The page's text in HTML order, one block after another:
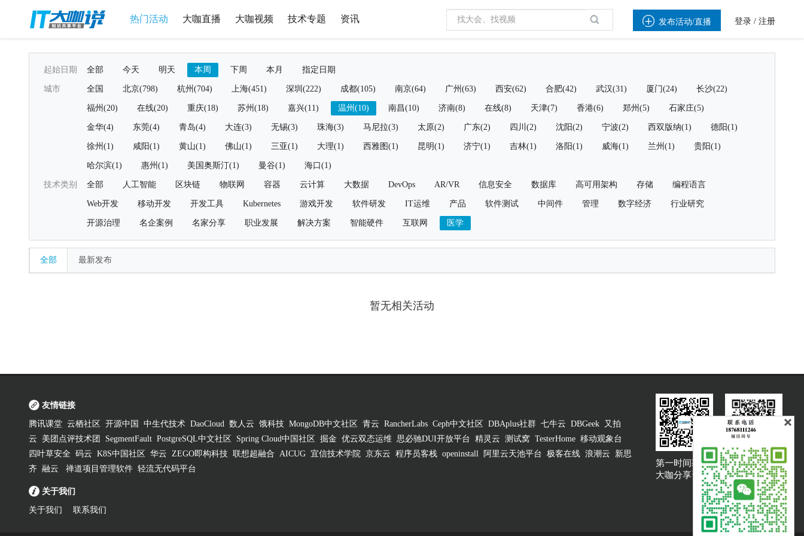
热门活动 大咖直播 大咖视频 技术专题 资讯  发布活动/直播 登录 / 注册
起始日期 全部 今天 明天 本周 下周 本月 指定日期
城市 全国 北京(798) 杭州(704) 上海(451) 深圳(222) 成都(105) 南京(64) 广州(63) 西安(62) 合肥(42) 武汉(31) 厦门(24) 长沙(22)
福州(20) 在线(20) 重庆(18) 苏州(18) 嘉兴(11) 温州(10) 南昌(10) 济南(8) 在线(8) 天津(7) 香港(6) 郑州(5) 石家庄(5)
金华(4) 东莞(4) 青岛(4) 大连(3) 无锡(3) 珠海(3) 马尼拉(3) 太原(2) 广东(2) 四川(2) 沈阳(2) 宁波(2) 西双版纳(1) 德阳(1)
徐州(1) 咸阳(1) 黄山(1) 佛山(1) 三亚(1) 大理(1) 西雅图(1) 昆明(1) 济宁(1) 吉林(1) 洛阳(1) 威海(1) 兰州(1) 贵阳(1)
哈尔滨(1) 惠州(1) 美国奥斯汀(1) 曼谷(1) 海口(1)
技术类别 全部 人工智能 区块链 物联网 容器 云计算 大数据 DevOps AR/VR 信息安全 数据库 高可用架构 存储 编程语言
Web开发 移动开发 开发工具 Kubernetes 游戏开发 软件研发 IT运维 产品 软件测试 中间件 管理 数字经济 行业研究
开源治理 名企案例 名家分享 职业发展 解决方案 智能硬件 互联网 医学
全部 最新发布
暂无相关活动
友情链接
腾讯课堂 云栖社区 开源中国 中生代技术 DaoCloud 数人云 饿科技 MongoDB中文社区 青云 RancherLabs Ceph中文社区 DBAplus社群 七牛云 DBGeek
又拍
云
美团点评技术团 SegmentFault PostgreSQL中文社区 Spring Cloud中国社区 掘金 优云双态运维 思必驰DUI开放平台 精灵云 测试窝 TesterHome 移动观象台
四叶草安全 码云 K8S中国社区 华云 ZEGO即构科技 联想超融合 AICUG 宜信技术学院 京东云 程序员客栈 openinstall 阿里云天池平台 极客在线 浪潮云
新思
齐 融云 禅道项目管理软件 轻流无代码平台
关于我们
关于我们 联系我们
第一时间获取
大咖分享资讯
大咖说吐槽客服